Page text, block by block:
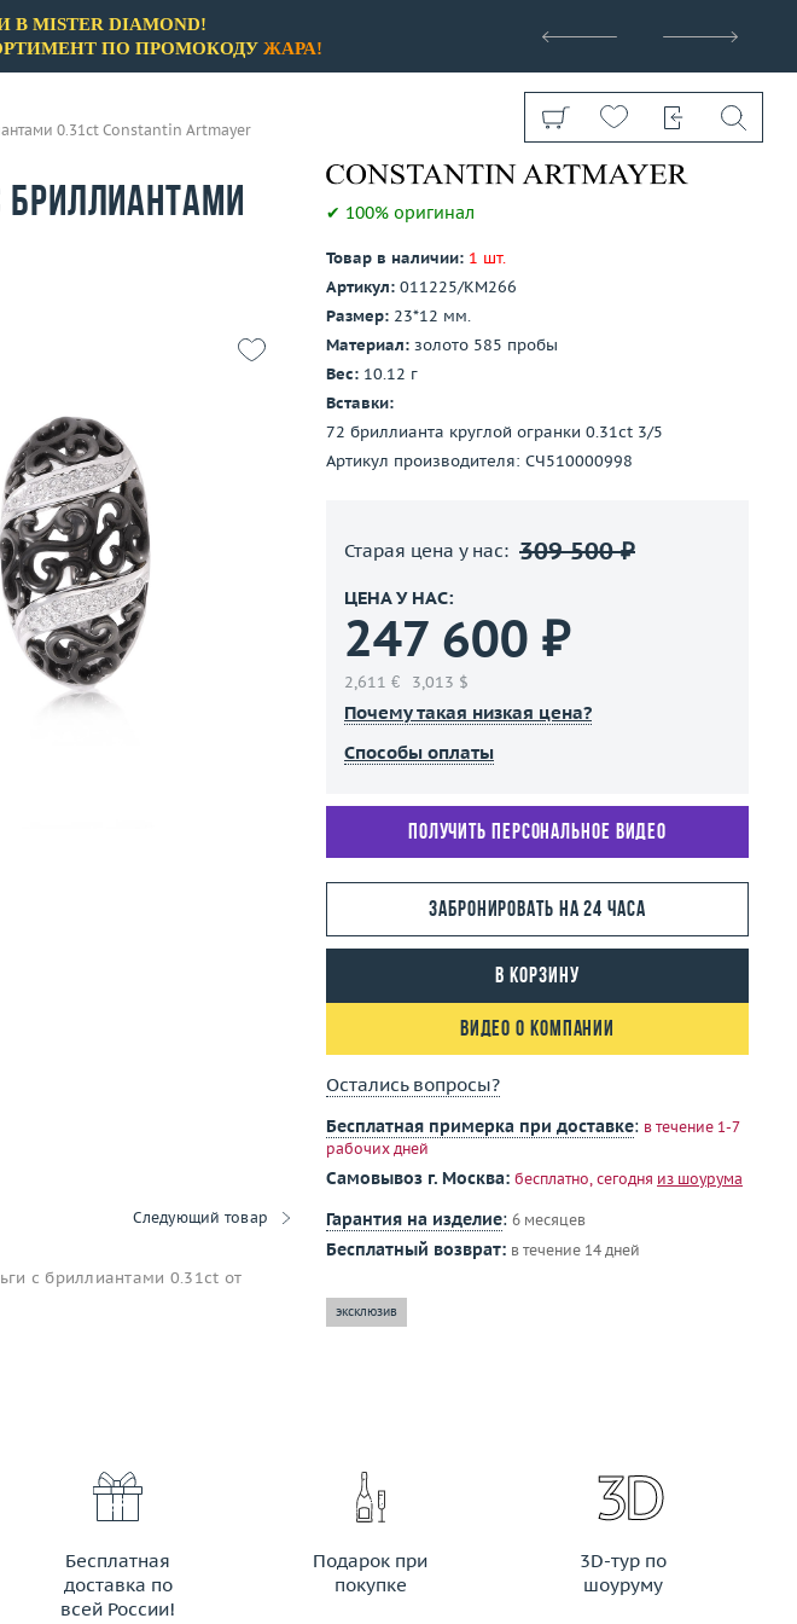
MISTER DIAMOND!
ПО ПРОМОКОДУ ЖАРА!
0.31ct Constantin Artmayer
бриллиантами
Следующий товар
с бриллиантами 0.31ct от
✔ 100% оригинал
Товар в наличии: 1 шт.
Артикул: 011225/КМ266
Размер: 23*12 мм.
Материал: золото 585 пробы
Вес: 10.12 г
Вставки:
72 бриллианта круглой огранки 0.31ct 3/5
Артикул производителя: СЧ510000998
Старая цена у нас: 309 500 ₽
ЦЕНА У НАС:
247 600 ₽
2,611 € 3,013 $
Почему такая низкая цена?
Способы оплаты
Получить персональное видео
Забронировать на 24 часа
В корзину
Видео о компании
Остались вопросы?
Бесплатная примерка при доставке: в течение 1-7
рабочих дней
Самовывоз г. Москва: бесплатно, сегодня из шоурума
Гарантия на изделие: 6 месяцев
Бесплатный возврат: в течение 14 дней
эксклюзив
Бесплатная
доставка по
всей России!
Подарок при
покупке
3D-тур по
шоуруму